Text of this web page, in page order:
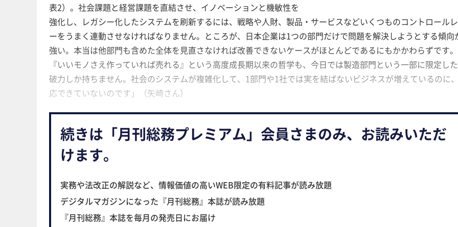
表2）。社会課題と経営課題を直結させ、イノベーションと機敏性を
強化し、レガシー化したシステムを刷新するには、戦略や人財、製品・サービスなどいくつものコントロール
ーをうまく連動させなければなりません。ところが、日本企業は1つの部門だけで問題を解決しようとする傾向
強い。本当は他部門も含めた全体を見直さなければ改善できないケースがほとんどであるにもかかわらずです。
『いいモノさえ作っていれば売れる』という高度成長期以来の哲学も、今日では製造部門という一部に限定し
破力しか持ちません。社会のシステムが複雑化して、1部門や1社では実を結ばないビジネスが増えているのに
応できていないのです」（矢崎さん）
続きは「月刊総務プレミアム」会員さまのみ、お読みいただ
けます。
実務や法改正の解説など、情報価値の高いWEB限定の有料記事が読み放題
デジタルマガジンになった『月刊総務』本誌が読み放題
『月刊総務』本誌を毎月の発売日にお届け